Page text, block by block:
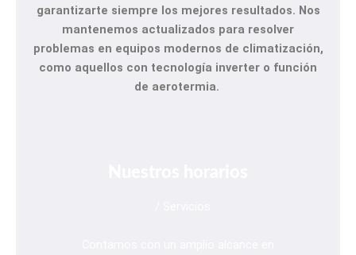
garantizarte siempre los mejores resultados. Nos
mantenemos actualizados para resolver
problemas en equipos modernos de climatización,
como aquellos con tecnología inverter o función
de aerotermia.